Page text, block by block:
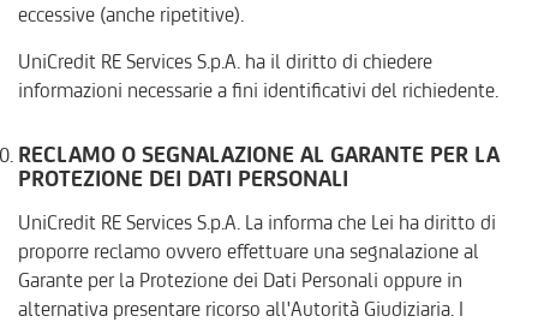
eccessive (anche ripetitive).
UniCredit RE Services S.p.A. ha il diritto di chiedere
informazioni necessarie a fini identificativi del richiedente.
RECLAMO O SEGNALAZIONE AL GARANTE PER LA
PROTEZIONE DEI DATI PERSONALI
UniCredit RE Services S.p.A. La informa che Lei ha diritto di
proporre reclamo ovvero effettuare una segnalazione al
Garante per la Protezione dei Dati Personali oppure in
alternativa presentare ricorso all'Autorità Giudiziaria. I